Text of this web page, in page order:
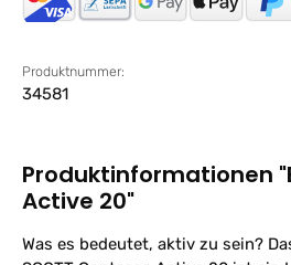
Produktnummer:
34581
Produktinformationen
Active 20"
Was es bedeutet, aktiv zu sein?